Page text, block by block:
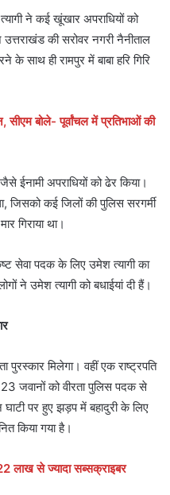
ने कई खूंखार अपराधियों को
की सरोवर नगरी नैनीताल
साथ ही रामपुर में बाबा हरि गिरि
बोले- पूर्वांचल में प्रतिभाओं की
ईनामी अपराधियों को ढेर किया।
जिसको कई जिलों की पुलिस सरगर्मी
गिराया था।
सेवा पदक के लिए उमेश त्यागी का
ने उमेश त्यागी को बधाईयां दी हैं।
पुरस्कार मिलेगा। वहीं एक राष्ट्रपति
जवानों को वीरता पुलिस पदक से
पर हुए झड़प में बहादुरी के लिए
किया गया है।
लाख से ज्यादा सब्सक्राइबर